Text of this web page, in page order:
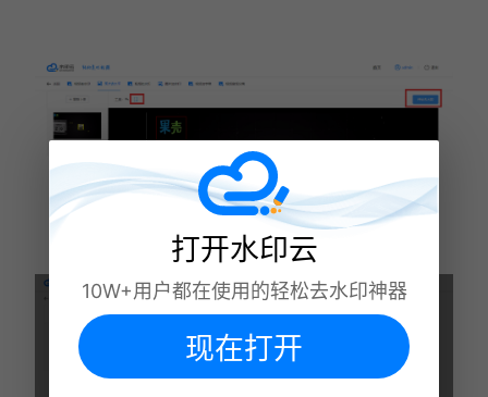
打开水印云
10W+用户都在使用的轻松去水印神器
现在打开